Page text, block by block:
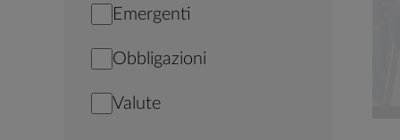
Emergenti
Obbligazioni
Valute